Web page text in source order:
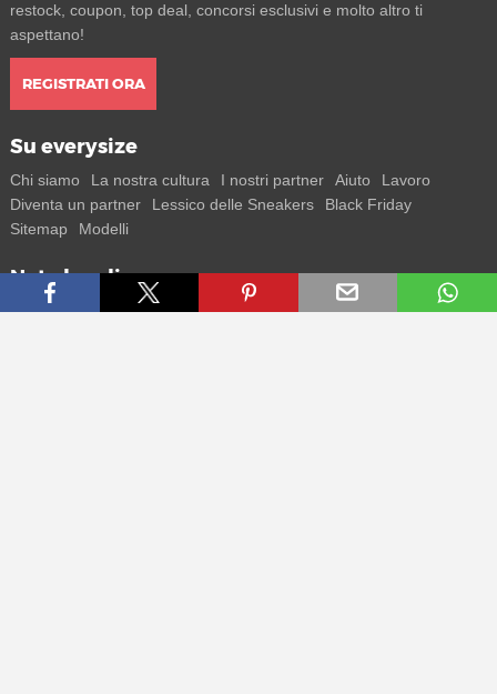
restock, coupon, top deal, concorsi esclusivi e molto altro ti
aspettano!
REGISTRATI ORA
Su everysize
Chi siamo La nostra cultura I nostri partner Aiuto
Lavoro
Diventa un partner
Lessico delle Sneakers
Black Friday
Sitemap
Modelli
Note legali
T&C Privacy Note legali Contatti